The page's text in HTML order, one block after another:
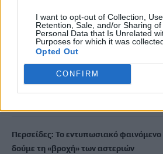
I want to opt-out of Collection, Use,
Retention, Sale, and/or Sharing of
Personal Data that Is Unrelated
Purposes for which it was
Opted Out
CONFIRM
ΡΟΗ ΕΙΔΗΣΕΩΝ
Ποιες οι απάτητες παραλίες της
Περσείδες: Το εντυπωσιακό
δούμε τη «βροχή» των αστεριών